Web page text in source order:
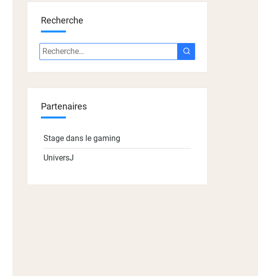
Recherche
Recherche
:
Recherche
Partenaires
Stage dans le gaming
UniversJ